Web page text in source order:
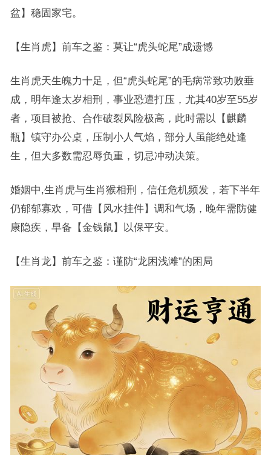
盆】稳固家宅。
【生肖虎】前车之鉴：莫让“虎头蛇尾”成遗憾
生肖虎天生魄力十足，但“虎头蛇尾”的毛病常致功败垂
成，明年逢太岁相刑，事业恐遭打压，尤其40岁至55岁
者，项目被抢、合作破裂风险极高，此时需以【麒麟
瓶】镇守办公桌，压制小人气焰，部分人虽能绝处逢
生，但大多数需忍辱负重，切忌冲动决策。
婚姻中,生肖虎与生肖猴相刑，信任危机频发，若下半年
仍郁郁寡欢，可借【风水挂件】调和气场，晚年需防健
康隐疾，早备【金钱鼠】以保平安。
【生肖龙】前车之鉴：谨防“龙困浅滩”的困局